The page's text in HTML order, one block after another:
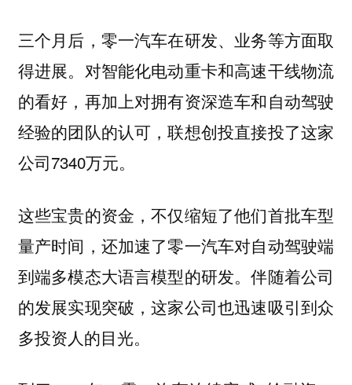
三个月后，零一汽车在研发、业务等方面取
得进展。对智能化电动重卡和高速干线物流
的看好，再加上对拥有资深造车和自动驾驶
经验的团队的认可，联想创投直接投了这家
公司7340万元。
这些宝贵的资金，不仅缩短了他们首批车型
量产时间，还加速了零一汽车对自动驾驶端
到端多模态大语言模型的研发。伴随着公司
的发展实现突破，这家公司也迅速吸引到众
多投资人的目光。